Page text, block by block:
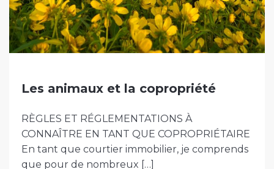
Les animaux et la copropriété
RÈGLES ET RÉGLEMENTATIONS À
CONNAÎTRE EN TANT QUE COPROPRIÉTAIRE
En tant que courtier immobilier, je comprends
que pour de nombreux […]